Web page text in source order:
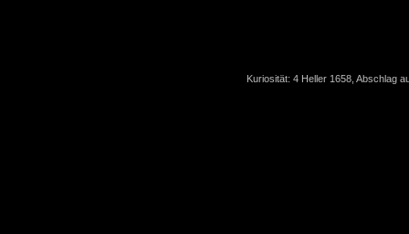
Kuriosität: 4 Heller 1658, Abschlag